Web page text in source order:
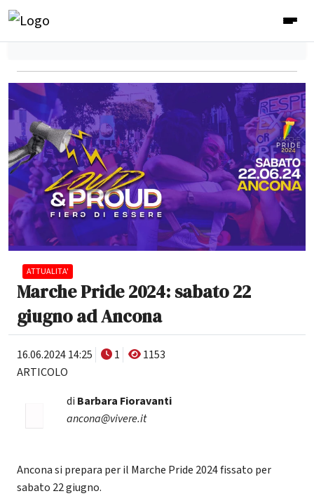
ATTUALITA'
Marche Pride 2024: sabato 22
giugno ad Ancona
16.06.2024 14:25 1
1153
ARTICOLO
di Barbara Fioravanti
ancona@vivere.it
Ancona si prepara per il Marche Pride 2024 fissato per
sabato 22 giugno.